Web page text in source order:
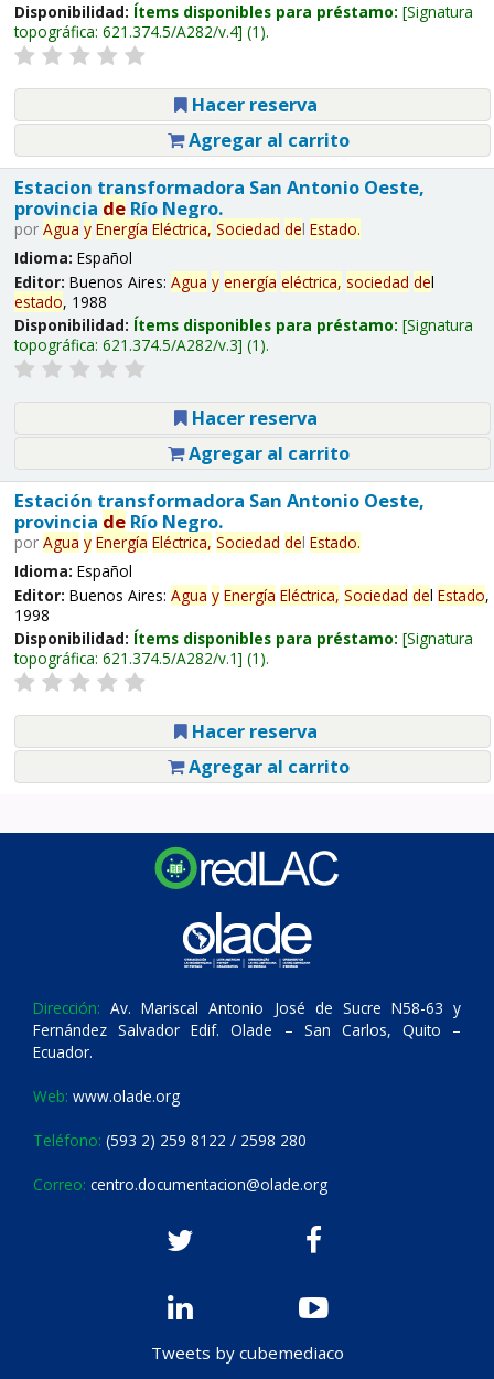
Disponibilidad: Ítems disponibles para préstamo: Signatura
topográfica: 621.374.5/A282/v.4 (1).
Hacer reserva
Agregar al carrito
Estacion transformadora San Antonio Oeste,
provincia deRío Negro.
por Agua y Energía Eléctrica, Sociedad del Estado.
Idioma: Español
Editor: Buenos Aires: Agua y energía eléctrica, sociedad del
estado, 1988
Disponibilidad: Ítems disponibles para préstamo: Signatura
topográfica: 621.374.5/A282/v.3 (1).
Hacer reserva
Agregar al carrito
Estación transformadora San Antonio Oeste,
provincia deRío Negro.
por Agua y Energía Eléctrica, Sociedad del Estado.
Idioma: Español
Editor: Buenos Aires: Agua y Energía Eléctrica, Sociedad del Estado,
1998
Disponibilidad: Ítems disponibles para préstamo: Signatura
topográfica: 621.374.5/A282/v.1 (1).
Hacer reserva
Agregar al carrito
Dirección: Av. Mariscal Antonio José de Sucre N58-63 y
Fernández Salvador Edif. Olade – San Carlos, Quito –
Ecuador.
Web: www.olade.org
Teléfono: (593 2) 259 8122 / 2598 280
Correo: centro.documentacion@olade.org
Tweets by cubemediaco